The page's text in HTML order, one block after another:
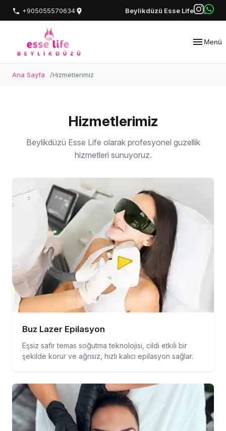
+905055570634 Beylikdüzü Esse Life
Menü
Ana Sayfa Hizmetlerimiz
Hizmetlerimiz
Beylikdüzü Esse Life olarak profesyonel guzellik
hizmetleri sunuyoruz.
Buz Lazer Epilasyon
Eşsiz safir temas soğutma teknolojisi, cildi etkili bir
şekilde korur ve ağrısız, hızlı kalıcı epilasyon sağlar.